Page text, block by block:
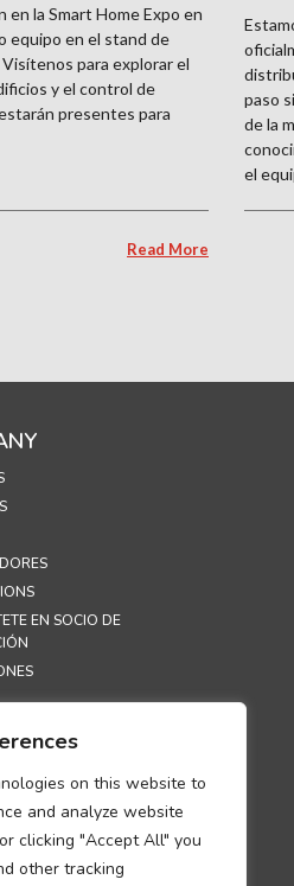
on this website to
and analyze website
clicking "Accept All" you
other tracking
la Smart Home Expo en
equipo en el stand de
para explorar el
y el control de
presentes para
Read More
paso
de la
el
EN SOCIO DE